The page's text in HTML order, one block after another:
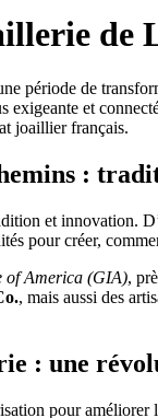
période de
exigeante et
joaillier français.
:
et innovation.
pour créer,
of America (GIA),
, mais aussi des
: une
pour